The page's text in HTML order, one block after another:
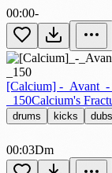
00:00-
[Calcium] -
_150Calcium's
drums kicks
00:03Dm